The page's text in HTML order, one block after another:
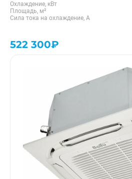
Охлаждение, кВт
Площадь, м²
Сила тока на охлаждение, А
522 300₽